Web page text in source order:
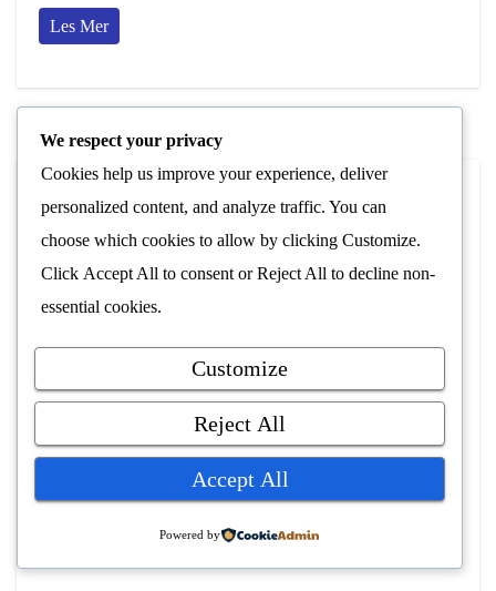
Les Mer
NYHETER ARBEIDSLIV OG NÆRINGSLIV
SafetyGuide
29. juni 2026 Xsecure AS
Vi gleder oss over å kunne dele nyheten om at vi har inngått
avtale med SafetyGuide som ny distributør av våre
Xconnect-sendere. Avtalen styrker leveringssikkerheten og
gir kunder og installatører over hele…
We respect your privacy
Cookies help us improve your experience, deliver
personalized content, and analyze traffic. You can
choose which cookies to allow by clicking Customize.
Click Accept All to consent orReject All to decline non-
essential cookies.
Customize
Reject All
Accept All
Powered by